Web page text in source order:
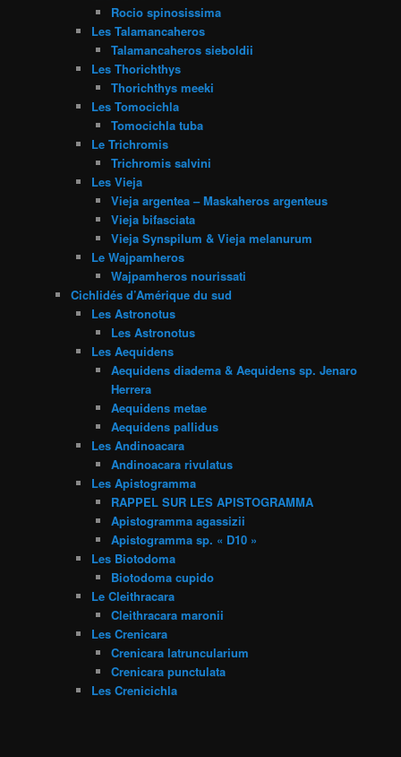
Rocio spinosissima
Les Talamancaheros
Talamancaheros sieboldii
Les Thorichthys
Thorichthys meeki
Les Tomocichla
Tomocichla tuba
Le Trichromis
Trichromis salvini
Les Vieja
Vieja argentea – Maskaheros argenteus
Vieja bifasciata
Vieja Synspilum & Vieja melanurum
Le Wajpamheros
Wajpamheros nourissati
Cichlidés d’Amérique du sud
Les Astronotus
Les Astronotus
Les Aequidens
Aequidens diadema & Aequidens sp. Jenaro
Herrera
Aequidens metae
Aequidens pallidus
Les Andinoacara
Andinoacara rivulatus
Les Apistogramma
RAPPEL SUR LES APISTOGRAMMA
Apistogramma agassizii
Apistogramma sp. « D10 »
Les Biotodoma
Biotodoma cupido
Le Cleithracara
Cleithracara maronii
Les Crenicara
Crenicara latruncularium
Crenicara punctulata
Les Crenicichla